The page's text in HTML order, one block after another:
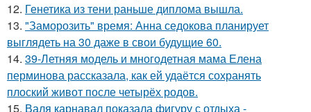
12. Генетика из тени раньше диплома вышла.
13. "Заморозить" время: Анна седокова планирует
выглядеть на 30 даже в свои будущие 60.
14. 39-Летняя модель и многодетная мама Елена
перминова рассказала, как ей удаётся сохранять
плоский живот после четырёх родов.
15. Валя карнавал показала фигуру с отдыха -